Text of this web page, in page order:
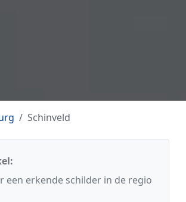
Schinveld
een erkende schilder in de regio